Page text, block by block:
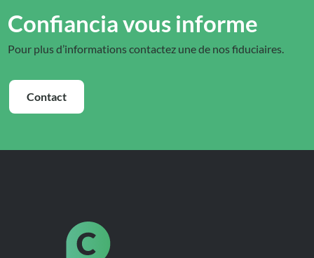
Confiancia vous informe
Pour plus d’informations contactez une de nos fiduciaires.
Contact